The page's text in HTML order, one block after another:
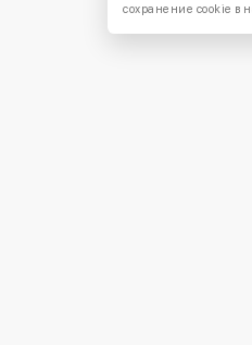
сохранение cookie в